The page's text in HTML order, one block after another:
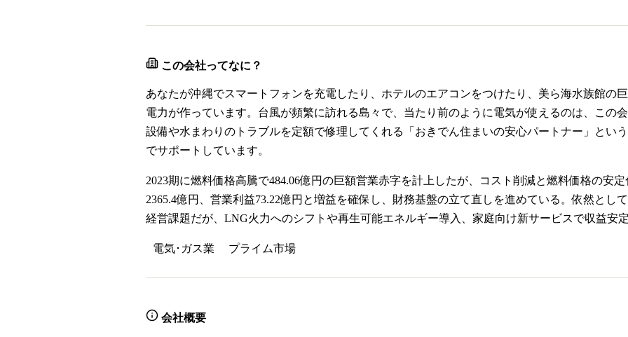
この会社ってなに？
あなたが沖縄でスマートフォンを充電したり、ホテルのエアコンをつけたり、美ら海水族館の
電力が作っています。台風が頻繁に訪れる島々で、当たり前のように電気が使えるのは、この
設備や水まわりのトラブルを定額で修理してくれる「おきでん住まいの安心パートナー」とい
でサポートしています。
2023期に燃料価格高騰で484.06億円の巨額営業赤字を計上したが、コスト削減と燃料価格の安
2365.4億円、営業利益73.22億円と増益を確保し、財務基盤の立て直しを進めている。依然と
経営課題だが、LNG火力へのシフトや再生可能エネルギー導入、家庭向け新サービスで収益安
電気･ガス業 プライム市場
会社概要